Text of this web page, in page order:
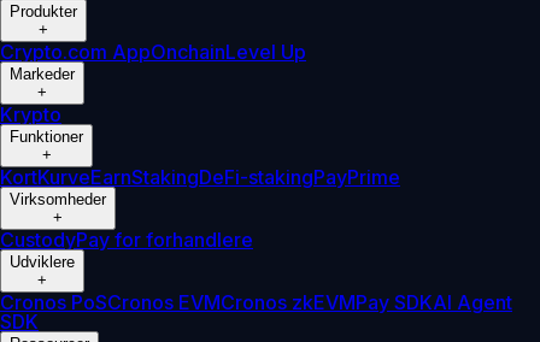
Produkter
+
Crypto.com AppOnchainLevel Up
Markeder
+
Krypto
Funktioner
+
KortKurveEarnStakingDeFi-stakingPayPrime
Virksomheder
+
CustodyPay for forhandlere
Udviklere
+
Cronos PoSCronos EVMCronos zkEVMPay SDKAI Agent
SDK